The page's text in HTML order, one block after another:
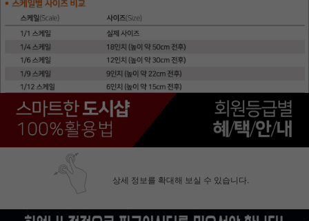
상세 정보를 확대해 보실 수 있습니다.